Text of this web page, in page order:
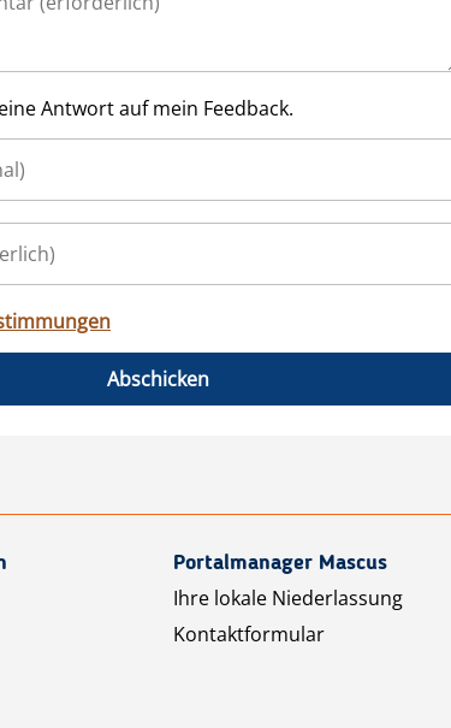
Antwort auf mein Feedback.
Abschicken
Portalmanager Mascus
Ihre lokale Niederlassung
Kontaktformular